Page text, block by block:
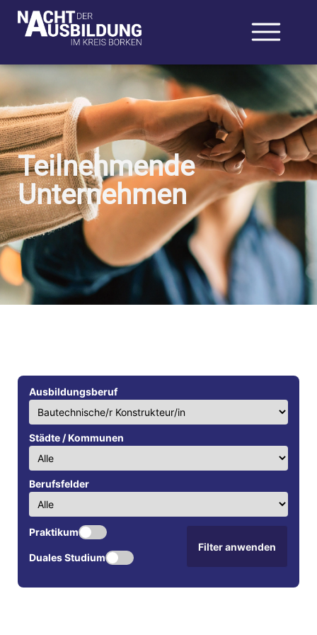
Teilnehmende
Unternehmen
Ausbildungsberuf
Städte / Kommunen
Berufsfelder
Praktikum
Duales Studium
Filter anwenden